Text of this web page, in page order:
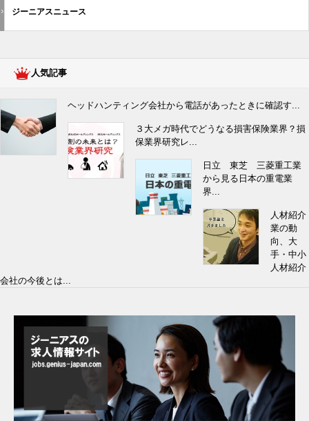
ジーニアスニュース
人気記事
ヘッドハンティング会社から電話があったときに確認す...
３大メガ時代でどうなる損害保険業界？損
保業界研究レ...
日立 東芝 三菱重工業
から見る日本の重電業
界...
人材紹介
業の動
向、大
手・中小
人材紹介
会社の今後とは...